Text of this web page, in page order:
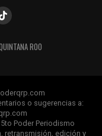
ROO
o sugerencias a:
Poder Periodismo
retransmisión, edición y